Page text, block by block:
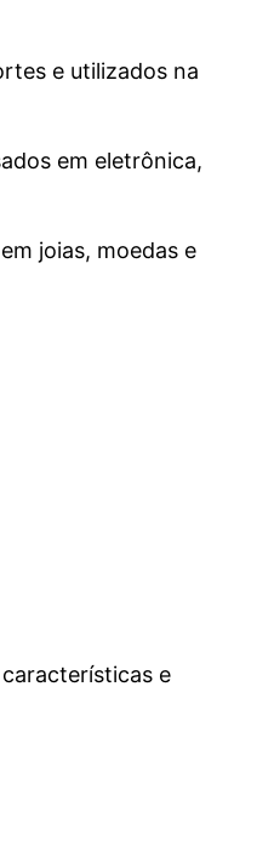
e utilizados na
em eletrônica,
joias, moedas e
e